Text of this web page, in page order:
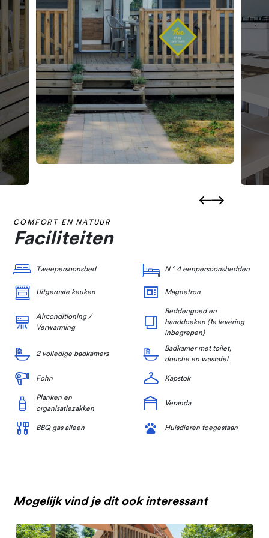
COMFORT EN NATUUR
Faciliteiten
Tweepersoonsbed N ° 4 eenpersoonsbedden
Uitgeruste keuken Magnetron
Airconditioning /
Verwarming
Beddengoed en
handdoeken (1e levering
inbegrepen)
2 volledige badkamers
Badkamer met toilet,
douche en wastafel
Föhn Kapstok
Planken en
organisatiezakken
Veranda
BBQ gas alleen Huisdieren toegestaan
Mogelijk vind je dit ook interessant